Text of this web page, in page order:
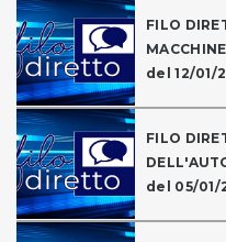
FILO
del 12/01/
FILO
del 05/01/